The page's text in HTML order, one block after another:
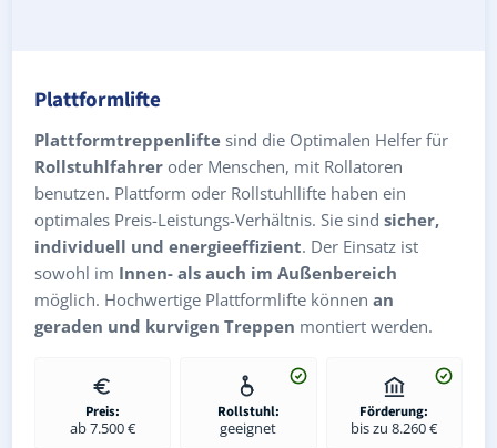
Plattformlifte
Plattformtreppenlifte sind die Optimalen Helfer für
Rollstuhlfahrer oder Menschen, mit Rollatoren
benutzen. Plattform oder Rollstuhllifte haben ein
optimales Preis-Leistungs-Verhältnis. Sie sind sicher,
individuell und energieeffizient. Der Einsatz ist
sowohl im Innen- als auch im Außenbereich
möglich. Hochwertige Plattformlifte können an
geraden und kurvigen Treppen montiert werden.
Preis:
ab 7.500 €
Rollstuhl:
geeignet
Förderung:
bis zu 8.260 €